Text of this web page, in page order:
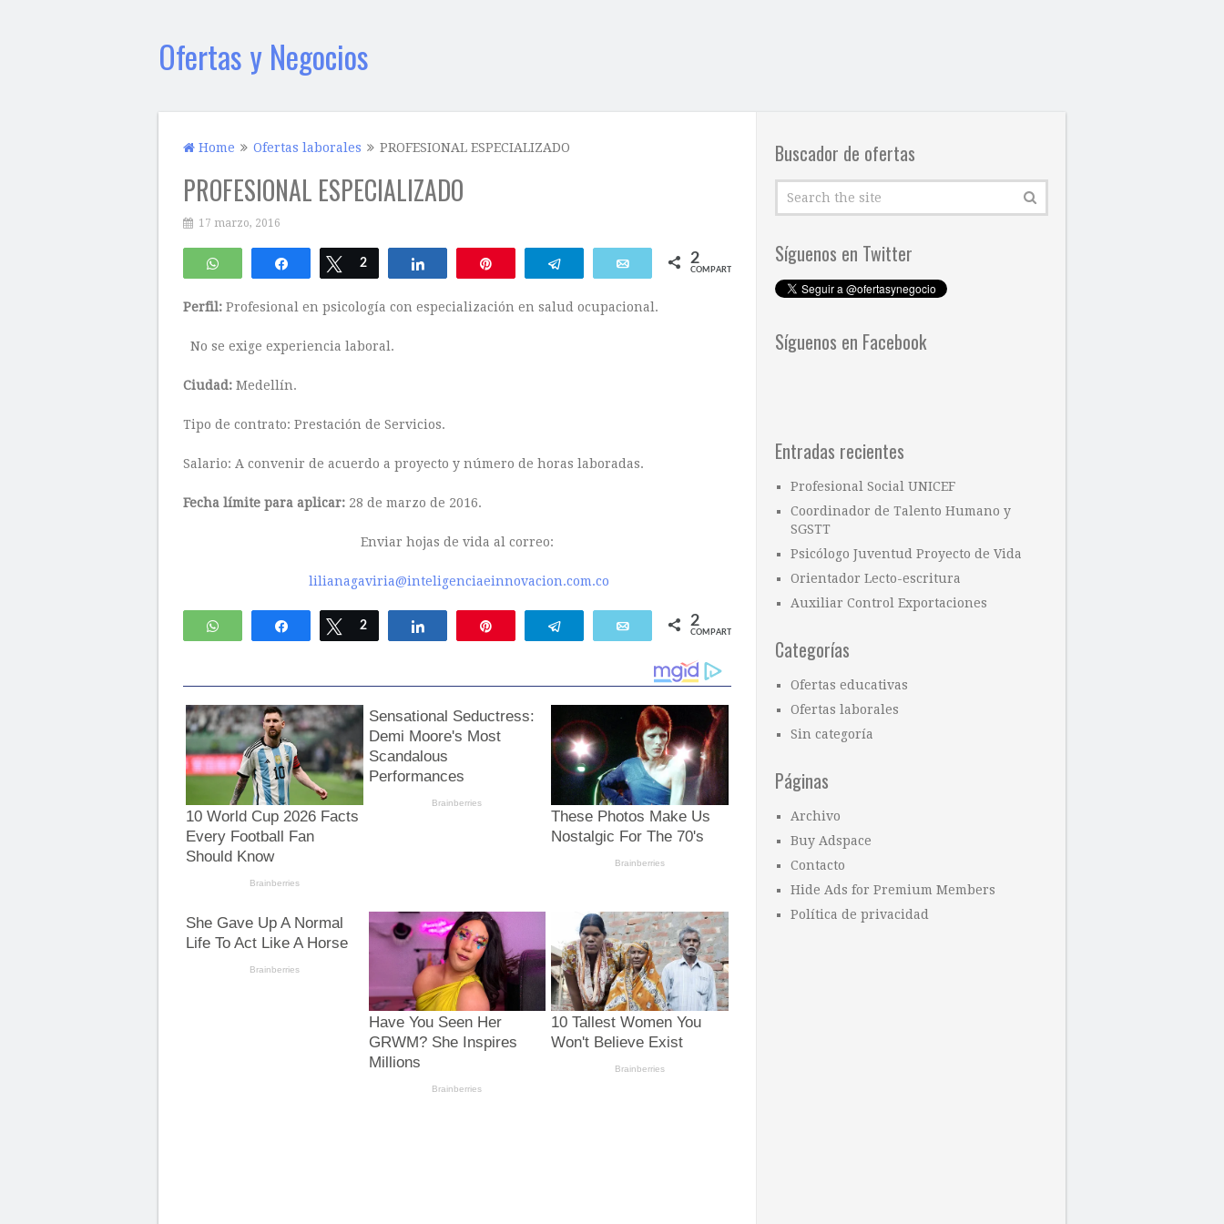
Ofertas y Negocios
Home Ofertas laborales PROFESIONAL ESPECIALIZADO
PROFESIONAL ESPECIALIZADO
17 marzo, 2016
WhatsApp Compartir Twittear
2 Compartir Telegram Email 2
COMPARTIR
Perfil: Profesional en psicología con especialización en salud ocupacional.
No se exige experiencia laboral.
Ciudad: Medellín.
Tipo de contrato: Prestación de Servicios.
Salario: A convenir de acuerdo a proyecto y número de horas laboradas.
Fecha límite para aplicar: 28 de marzo de 2016.
Enviar hojas de vida al correo:
lilianagaviria@inteligenciaeinnovacion.com.co
WhatsApp Compartir Twittear
2 Compartir Telegram Email 2
COMPARTIR
Buscador de ofertas
Síguenos en Twitter
Síguenos en Facebook
Entradas recientes
Profesional Social UNICEF
Coordinador de Talento Humano y
SGSTT
Psicólogo Juventud Proyecto de Vida
Orientador Lecto-escritura
Auxiliar Control Exportaciones
Categorías
Ofertas educativas
Ofertas laborales
Sin categoría
Páginas
Archivo
Buy Adspace
Contacto
Hide Ads for Premium Members
Política de privacidad